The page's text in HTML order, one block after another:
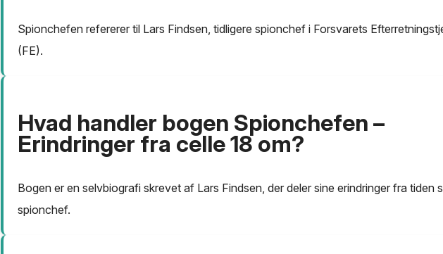
Spionchefen refererer til Lars Findsen, tidligere spionchef i Forsvarets
(FE).
Hvad handler bogen Spionchefen –
Erindringer fra celle 18 om?
Bogen er en selvbiografi skrevet af Lars Findsen, der deler sine erindringer fra tiden
spionchef.